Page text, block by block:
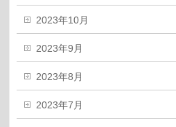
2023年10月
2023年9月
2023年8月
2023年7月